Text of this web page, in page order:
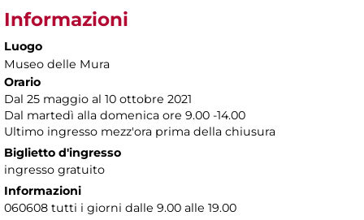
Informazioni
Luogo
Museo delle Mura
Orario
Dal 25 maggio al 10 ottobre 2021
Dal martedì alla domenica ore 9.00 -14.00
Ultimo ingresso mezz'ora prima della chiusura
Biglietto d'ingresso
ingresso gratuito
Informazioni
060608 tutti i giorni dalle 9.00 alle 19.00